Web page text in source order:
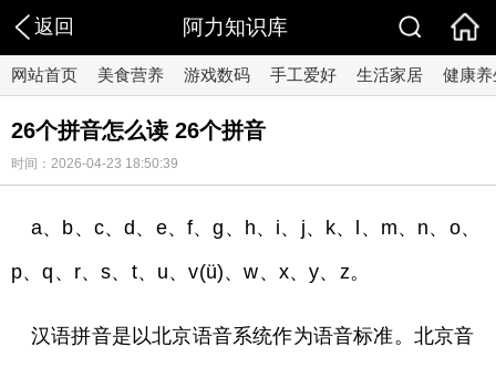
返回 阿力知识库
网站首页 美食营养 游戏数码 手工爱好 生活家居 健康养
26个拼音怎么读 26个拼音
时间：2026-04-23 18:50:39
a、b、c、d、e、f、g、h、i、j、k、l、m、n、o、
p、q、r、s、t、u、v(ü)、w、x、y、z。
汉语拼音是以北京语音系统作为语音标准。北京音